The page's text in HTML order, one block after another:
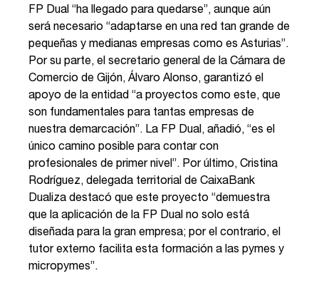
FP Dual “ha llegado para quedarse”, aunque aún
será necesario “adaptarse en una red tan grande de
pequeñas y medianas empresas como es Asturias”.
Por su parte, el secretario general de la Cámara de
Comercio de Gijón, Álvaro Alonso, garantizó el
apoyo de la entidad “a proyectos como este, que
son fundamentales para tantas empresas de
nuestra demarcación”. La FP Dual, añadió, “es el
único camino posible para contar con
profesionales de primer nivel”. Por último, Cristina
Rodríguez, delegada territorial de CaixaBank
Dualiza destacó que este proyecto “demuestra
que la aplicación de la FP Dual no solo está
diseñada para la gran empresa; por el contrario, el
tutor externo facilita esta formación a las pymes y
micropymes”.